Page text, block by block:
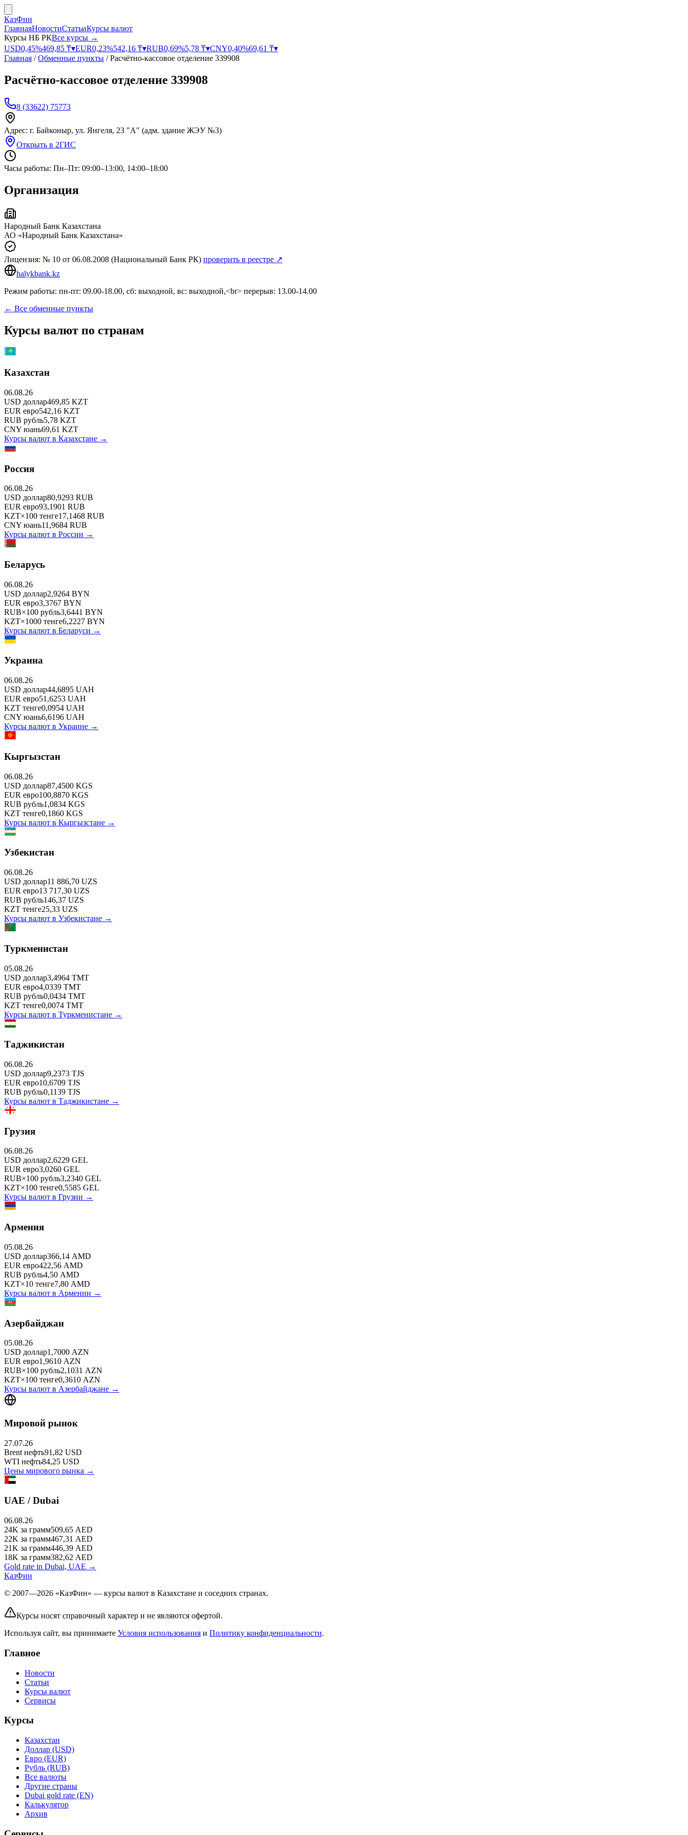
КазФин
ГлавнаяНовостиСтатьиКурсы валют
Курсы НБ РКВсе курсы →
USD0,45%469,85 ₸▾EUR0,23%542,16 ₸▾RUB0,69%5,78 ₸▾CNY0,40%69,61 ₸▾
Главная /Обменные пункты /Расчётно-кассовое отделение 339908
Расчётно-кассовое отделение 339908
8 (33622) 75773
Адрес: г. Байконыр, ул. Янгеля, 23 "А" (адм. здание ЖЭУ №3)
Открыть в 2ГИС
Часы работы: Пн–Пт: 09:00–13:00, 14:00–18:00
Организация
Народный Банк Казахстана
АО «Народный Банк Казахстана»
Лицензия: № 10 от 06.08.2008 (Национальный Банк РК) проверить в реестре ↗
halykbank.kz
Режим работы: пн-пт: 09.00-18.00, сб: выходной, вс: выходной,<br> перерыв: 13.00-14.00
← Все обменные пункты
Курсы валют по странам
Казахстан
06.08.26
USD доллар469,85 KZT
EUR евро542,16 KZT
RUB рубль5,78 KZT
CNY юань69,61 KZT
Курсы валют в Казахстане →
Россия
06.08.26
USD доллар80,9293 RUB
EUR евро93,1901 RUB
KZT×100 тенге17,1468 RUB
CNY юань11,9684 RUB
Курсы валют в России →
Беларусь
06.08.26
USD доллар2,9264 BYN
EUR евро3,3767 BYN
RUB×100 рубль3,6441 BYN
KZT×1000 тенге6,2227 BYN
Курсы валют в Беларуси →
Украина
06.08.26
USD доллар44,6895 UAH
EUR евро51,6253 UAH
KZT тенге0,0954 UAH
CNY юань6,6196 UAH
Курсы валют в Украине →
Кыргызстан
06.08.26
USD доллар87,4500 KGS
EUR евро100,8870 KGS
RUB рубль1,0834 KGS
KZT тенге0,1860 KGS
Курсы валют в Кыргызстане →
Узбекистан
06.08.26
USD доллар11 886,70 UZS
EUR евро13 717,30 UZS
RUB рубль146,37 UZS
KZT тенге25,33 UZS
Курсы валют в Узбекистане →
Туркменистан
05.08.26
USD доллар3,4964 TMT
EUR евро4,0339 TMT
RUB рубль0,0434 TMT
KZT тенге0,0074 TMT
Курсы валют в Туркменистане →
Таджикистан
06.08.26
USD доллар9,2373 TJS
EUR евро10,6709 TJS
RUB рубль0,1139 TJS
Курсы валют в Таджикистане →
Грузия
06.08.26
USD доллар2,6229 GEL
EUR евро3,0260 GEL
RUB×100 рубль3,2340 GEL
KZT×100 тенге0,5585 GEL
Курсы валют в Грузии →
Армения
05.08.26
USD доллар366,14 AMD
EUR евро422,56 AMD
RUB рубль4,50 AMD
KZT×10 тенге7,80 AMD
Курсы валют в Армении →
Азербайджан
05.08.26
USD доллар1,7000 AZN
EUR евро1,9610 AZN
RUB×100 рубль2,1031 AZN
KZT×100 тенге0,3610 AZN
Курсы валют в Азербайджане →
Мировой рынок
27.07.26
Brent нефть91,82 USD
WTI нефть84,25 USD
Цены мирового рынка →
UAE / Dubai
06.08.26
24K за грамм509,65 AED
22K за грамм467,31 AED
21K за грамм446,39 AED
18K за грамм382,62 AED
Gold rate in Dubai, UAE →
КазФин
© 2007—2026 «КазФин» — курсы валют в Казахстане и соседних странах.
Курсы носят справочный характер и не являются офертой.
Используя сайт, вы принимаете Условия использования и Политику конфиденциальности.
Главное
Новости
Статьи
Курсы валют
Сервисы
Курсы
Казахстан
Доллар (USD)
Евро (EUR)
Рубль (RUB)
Все валюты
Другие страны
Dubai gold rate (EN)
Калькулятор
Архив